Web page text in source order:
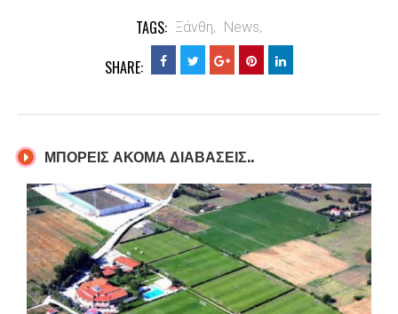
TAGS: Ξάνθη, News,
SHARE:
ΜΠΟΡΕΙΣ ΑΚΟΜΑ ΔΙΑΒΑΣΕΙΣ..